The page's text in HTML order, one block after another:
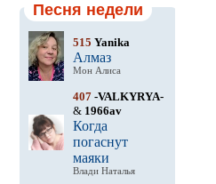
Песня недели
515 Yanika
Алмаз
Мон Алиса
407-VALKYRYA-
& 1966av
Когда
погаснут
маяки
Влади Наталья